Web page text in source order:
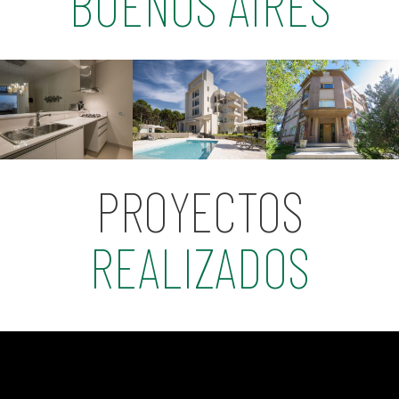
PROYECTOS
REALIZADOS